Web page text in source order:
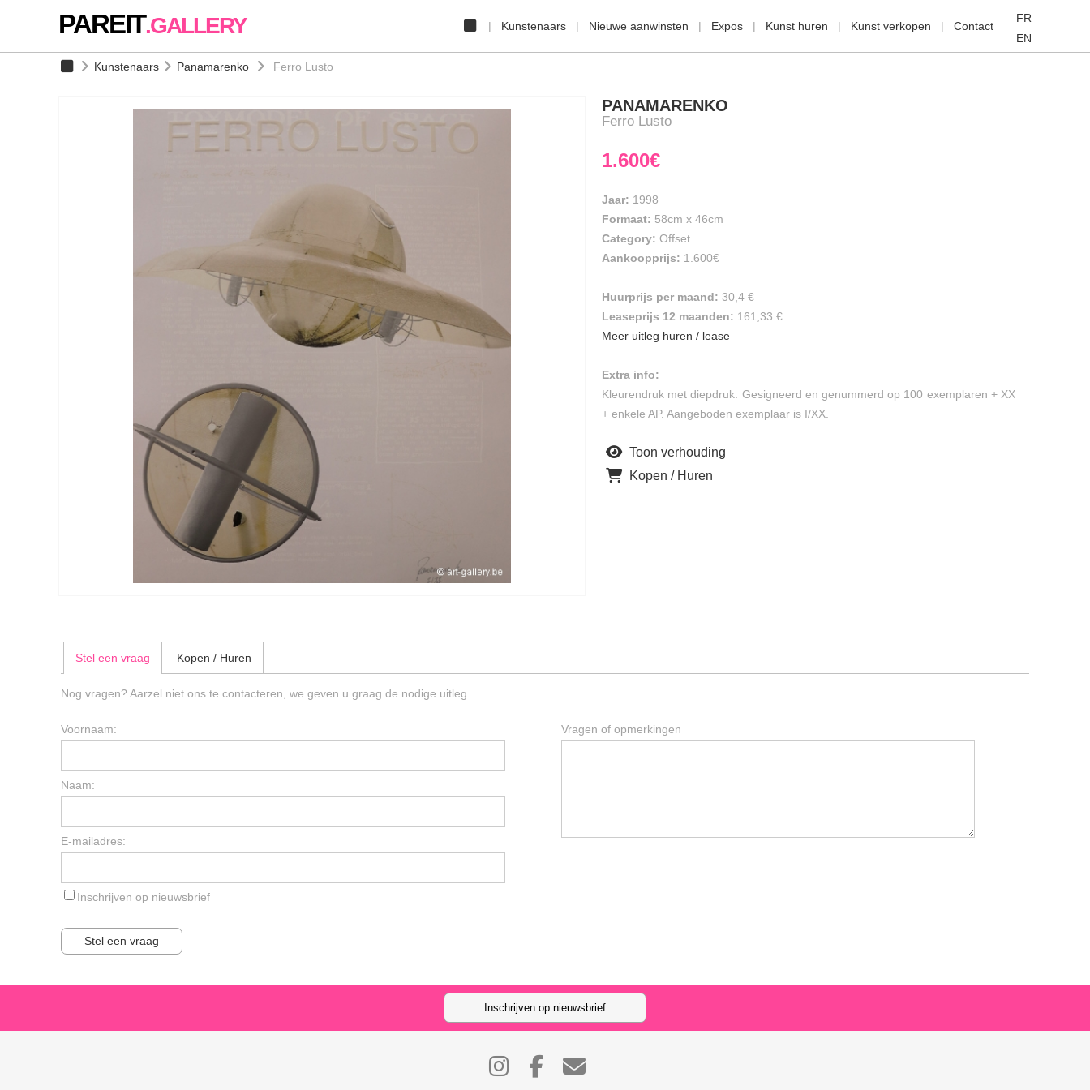
FR
EN
Kunstenaars Nieuwe aanwinsten Expos Kunst huren Kunst verkopen Contact
PAREIT.GALLERY
Kunstenaars Panamarenko Ferro Lusto
PANAMARENKO
Ferro Lusto
1.600€
Jaar: 1998
Formaat: 58cm x 46cm
Category: Offset
Aankoopprijs: 1.600€
Huurprijs per maand: 30,4 €
Leaseprijs 12 maanden: 161,33 €
Meer uitleg huren / lease
Extra info:
Kleurendruk met diepdruk. Gesigneerd en genummerd op 100 exemplaren + XX
+ enkele AP. Aangeboden exemplaar is I/XX.
Toon verhouding
Kopen / Huren
Stel een vraag Kopen / Huren
Nog vragen? Aarzel niet ons te contacteren, we geven u graag de nodige uitleg.
Voornaam:
Naam:
E-mailadres:
Inschrijven op nieuwsbrief
Vragen of opmerkingen
Stel een vraag
Inschrijven op nieuwsbrief